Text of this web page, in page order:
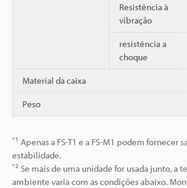
Resistência à
vibração
resistência a
choque
Material da caixa
Peso
*1 Apenas a FS-T1 e a FS-M1 podem fornecer
estabilidade.
*2 Se mais de uma unidade for usada junto, a
ambiente varia com as condições abaixo.